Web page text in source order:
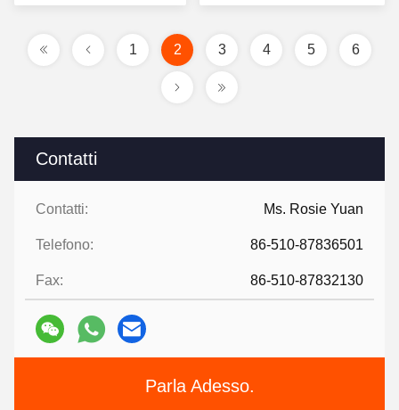
Contatti
Contatti: Ms. Rosie Yuan
Telefono: 86-510-87836501
Fax: 86-510-87832130
Parla Adesso.
1 2 3 4 5 6